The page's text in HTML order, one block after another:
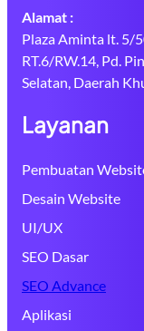
Alamat :
Plaza Aminta lt. 5/
RT.6/RW.14, Pd.
Selatan, Daerah
Layanan
Pembuatan
Desain Website
UI/UX
SEO Dasar
SEO Advance
Aplikasi